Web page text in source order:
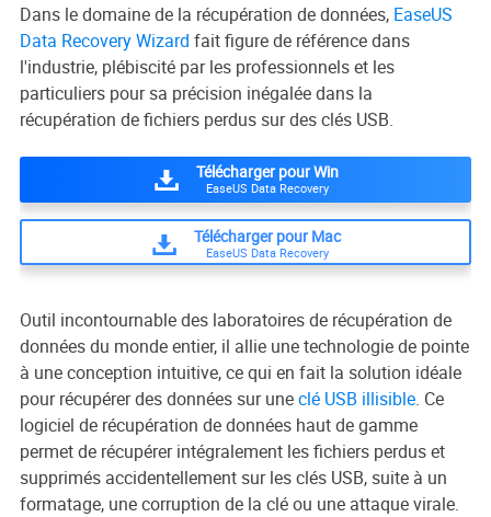
Dans le domaine de la récupération de données, EaseUS
Data Recovery Wizard fait figure de référence dans
l'industrie, plébiscité par les professionnels et les
particuliers pour sa précision inégalée dans la
récupération de fichiers perdus sur des clés USB.
Télécharger pour Win
EaseUS Data Recovery
Télécharger pour Mac
EaseUS Data Recovery
Outil incontournable des laboratoires de récupération de
données du monde entier, il allie une technologie de pointe
à une conception intuitive, ce qui en fait la solution idéale
pour récupérer des données sur uneclé USB illisible. Ce
logiciel de récupération de données haut de gamme
permet de récupérer intégralement les fichiers perdus et
supprimés accidentellement sur les clés USB, suite à un
formatage, une corruption de la clé ou une attaque virale.